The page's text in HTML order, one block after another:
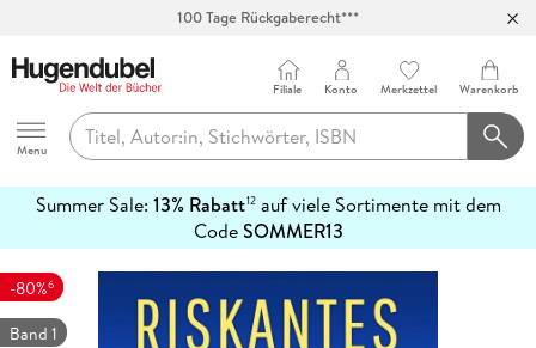
100 Tage Rückgaberecht***
Hugendubel
Menu
Filiale Konto Merkzettel Warenkorb
Summer Sale: 13% Rabatt12auf viele Sortimente mit dem
CodeSOMMER13
erfahren
-80%6
Band 1